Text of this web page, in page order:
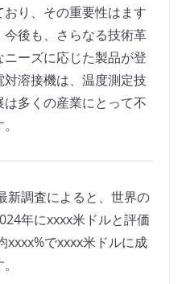
り、その重要性はます
後も、さらなる技術革
ーズに応じた製品が登
溶接機は、温度測定技
多くの産業にとって不
調査によると、世界の
年にxxxx米ドルと評価
xxxx%でxxxx米ドルに成